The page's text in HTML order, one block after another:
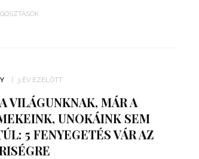
3 ÉV EZELŐTT
VILÁGUNKNAK, MÁR A
UNOKÁINK SEM
5 FENYEGETÉS VÁR AZ